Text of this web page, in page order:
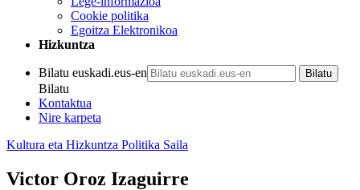
Cookie politika
Egoitza Elektronikoa
Hizkuntza
Bilatu euskadi.eus-en
Bilatu
Kontaktua
Nire karpeta
Kultura eta Hizkuntza Politika Saila
Victor Oroz Izaguirre